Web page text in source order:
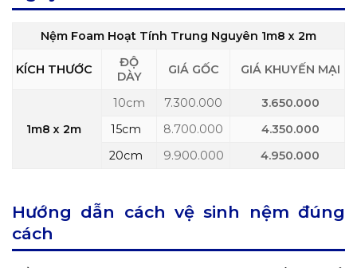
Nệm Foam Hoạt Tính Trung Nguyên 1m8 x 2m
KÍCH THƯỚC
ĐỘ
DÀY
GIÁ GỐC GIÁ KHUYẾN MẠI
1m8 x 2m
10cm 7.300.000
3.650.000
15cm
8.700.000
4.350.000
20cm
9.900.000 4.950.000
Hướng dẫn cách vệ sinh nệm đúng
cách